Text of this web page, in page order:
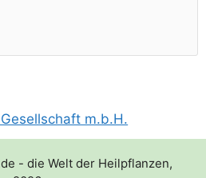
m.b.H.
- die Welt der Heilpflanzen,